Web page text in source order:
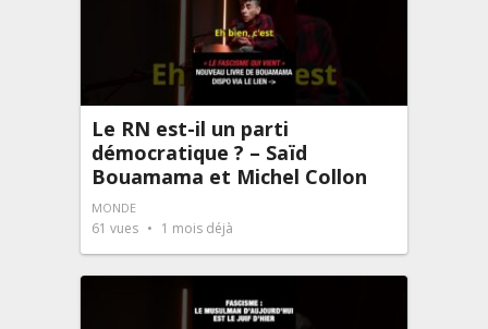
Le RN est-il un parti
démocratique ? – Saïd
Bouamama et Michel Collon
MONDE
61 vues 1 mois déjà